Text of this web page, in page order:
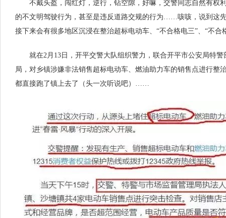
不戴头盔，闯红灯，逆行，钻空隙，好嘛，交警同志自然有权
的不文明驾驶行为，甚至是违反道路交规的行为……咳咳，说到这
接下来会有很多地区沉浸在整治超标电动车、“不合格电三”、“不合
就在2月13日，开平交警大队组织警力，联合开平市公安局特警
局，对乡镇涉嫌非法销售超标电动车、燃油助力车的销售点进行整
都直接跑了镇上去了（头一次听说吧）……